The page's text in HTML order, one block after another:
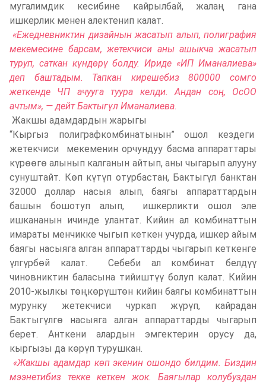
мугалимдик кесибине кайрылбай, жалаң гана
ишкерлик менен алектенип калат.
«Ежедневниктин дизайнын жасатып алып, полиграфия
мекемесине барсам, жетекчиси аны ашыкча жасатып
туруп, саткан күндөрү болду. Ириде «ИП Иманалиева»
деп баштадым. Тапкан кирешебиз 800000 сомго
жеткенде ЧП ачууга туура келди. Андан соң, ОсОО
ачтым», — дейт Бактыгүл Иманалиева.
Жакшы адамдардын жарыгы
“Кыргыз полиграфкомбинатынын” ошол кездеги
жетекчиси мекеменин орчундуу басма аппараттары
күрөөгө алынып калганын айтып, аны чыгарып алууну
сунуштайт. Көп күтүп отурбастан, Бактыгүл банктан
32000 доллар насыя алып, баягы аппараттардын
башын бошотуп алып, ишкерликти ошол эле
ишкананын ичинде улантат. Кийин ал комбинаттын
имараты менчикке чыгып кеткен учурда, ишкер айым
баягы насыяга алган аппараттарды чыгарып кеткенге
үлгүрбөй калат. Себеби ал комбинат белдүү
чиновниктин баласына тийиштүү болуп калат. Кийин
2010-жылкы төңкөрүштөн кийин баягы комбинаттын
мурунку жетекчиси чуркап жүрүп, кайрадан
Бактыгүлгө насыяга алган аппараттарды чыгарып
берет. Анткени алардын эмгектерин орусу да,
кыргызы да көрүп турушкан.
«Жакшы адамдар көп экенин ошондо билдим. Биздин
мээнетибиз текке кеткен жок. Баягылар колубуздан